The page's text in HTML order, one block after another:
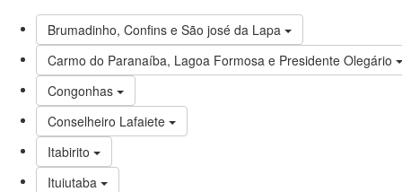
Brumadinho, Confins e São josé da Lapa
Carmo do Paranaíba, Lagoa Formosa e Presidente Olegário
Congonhas
Conselheiro Lafaiete
Itabirito
Ituiutaba